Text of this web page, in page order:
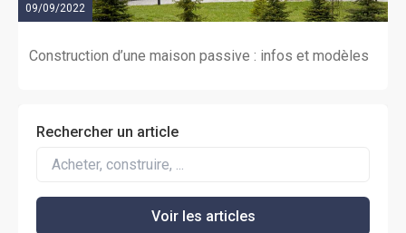
09/09/2022
Construction d’une maison passive : infos et modèles
Rechercher un article